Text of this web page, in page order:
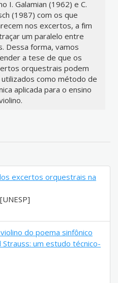
I. Galamian (1962) e C.
(1987) com os que
nos excertos, a fim
um paralelo entre
Dessa forma, vamos
a tese de que os
orquestrais podem
como método de
aplicada para o ensino
excertos orquestrais na
do poema sinfônico
Strauss: um estudo técnico-